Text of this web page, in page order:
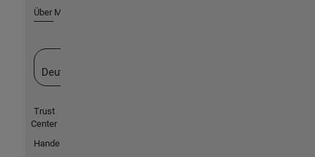
Über MathWorks
Deutschland
Trust
Center
Handelsmarken